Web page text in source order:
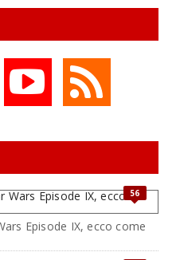
56
Episode IX, ecco come